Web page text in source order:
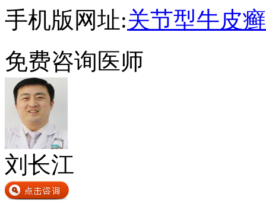
手机版网址:关节型牛皮
免费咨询医师
刘长江